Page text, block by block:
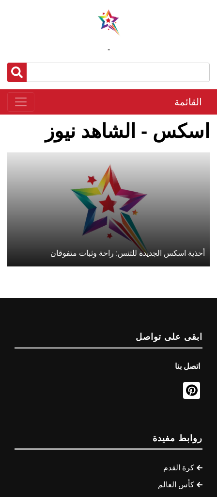
-
القائمة
اسكس - الشاهد نيوز
أحذية اسكس الجديدة للتنس: راحة وثبات متفوقان
ابقى على تواصل
اتصل بنا
روابط مفيدة
كرة القدم
كأس العالم